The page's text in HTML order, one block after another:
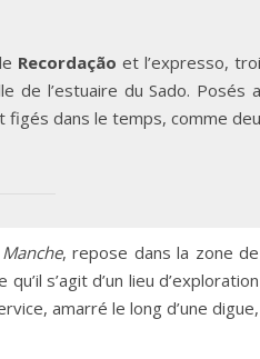
Recordação et l’expresso,
de l’estuaire du Sado. Posés
figés dans le temps, comme
, repose dans la zone de
s’agit d’un lieu d’exploration
amarré le long d’une digue,